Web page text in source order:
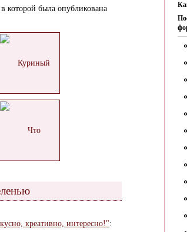
которой была опубликована
креативно, интересно!":